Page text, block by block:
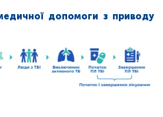
допомоги з приводу